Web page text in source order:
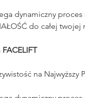
dynamiczny
do całej twojej
na Najwyższy